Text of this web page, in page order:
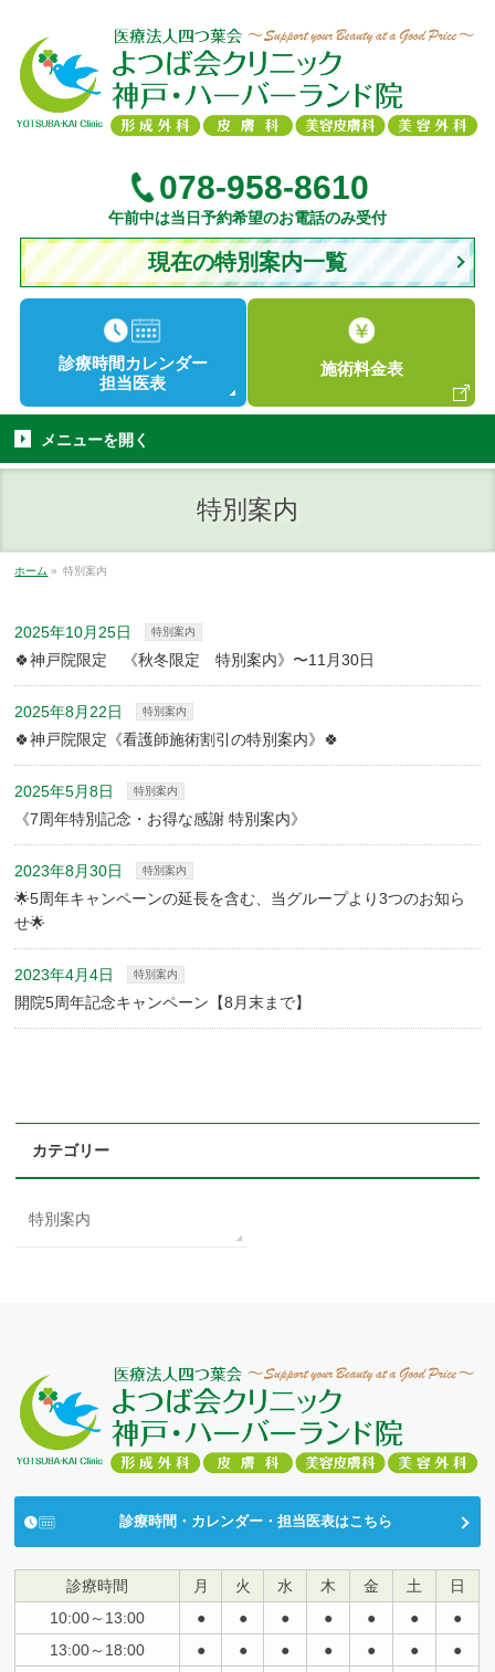
078-958-8610
午前中は当日予約希望のお電話のみ受付
現在の特別案内一覧
診療時間 カレンダー
担当医表
施術料金表
メニューを開く
特別案内
ホーム » 特別案内
2025年10月25日 特別案内
🍀神戸院限定 《秋冬限定 特別案内》〜11月30日
2025年8月22日 特別案内
🍀神戸院限定《看護師施術割引の特別案内》🍀
2025年5月8日 特別案内
《7周年特別記念・お得な感謝 特別案内》
2023年8月30日 特別案内
🌟5周年キャンペーンの延長を含む、当グループより3つのお知ら
せ🌟
2023年4月4日 特別案内
開院5周年記念キャンペーン【8月末まで】
カテゴリー
特別案内
診療時間・カレンダー・担当医表はこちら
診療時間 月 火 水 木 金 土
日
10:00～13:00
● ● ● ● ● ●
●
13:00～18:00
● ● ● ● ● ●
●